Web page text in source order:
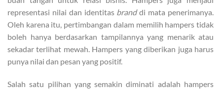
representasi nilai dan identitas branddi mata penerimanya.
Oleh karena itu, pertimbangan dalam memilih hampers tidak
boleh hanya berdasarkan tampilannya yang menarik atau
sekadar terlihat mewah. Hampers yang diberikan juga harus
punya nilai dan pesan yang positif.
Salah satu pilihan yang semakin diminati adalah hampers